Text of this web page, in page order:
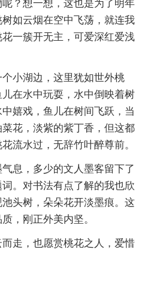
？想一想，这也是为了明年
如云烟在空中飞荡，就连我
一簇开无主，可爱深红爱浅
小湖边，这里犹如世外桃
在水中玩耍，水中倒映着树
嬉戏，鱼儿在树间飞跃，当
花，淡紫的紫丁香，但这都
流水过，无辞竹叶醉尊前。
息，多少的文人墨客留下了
。对书法有点了解的我也欣
头树，朵朵花开淡墨痕。这
，刚正外美内坚。
走，也愿赏桃花之人，爱惜